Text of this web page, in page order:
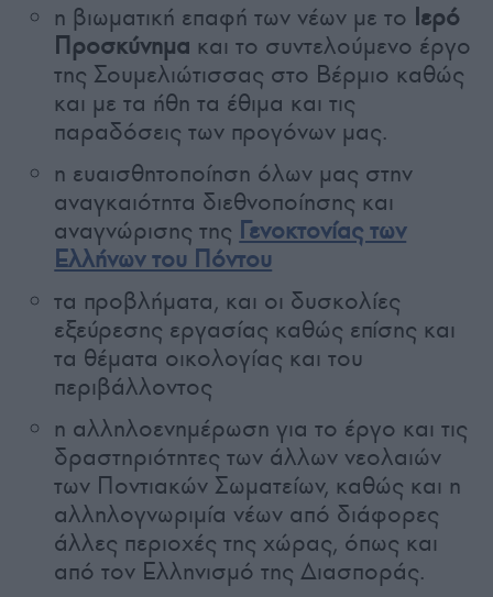
η βιωματική επαφή των νέων με το Ιερό
Προσκύνημα και το συντελούμενο έργο
της Σουμελιώτισσας στο Βέρμιο καθώς
και με τα ήθη τα έθιμα και τις
παραδόσεις των προγόνων μας.
η ευαισθητοποίηση όλων μας στην
αναγκαιότητα διεθνοποίησης και
αναγνώρισης της Γενοκτονίας των
Ελλήνων του Πόντου
τα προβλήματα, και οι δυσκολίες
εξεύρεσης εργασίας καθώς επίσης και
τα θέματα οικολογίας και του
περιβάλλοντος
η αλληλοενημέρωση για το έργο και τις
δραστηριότητες των άλλων νεολαιών
των Ποντιακών Σωματείων, καθώς και η
αλληλογνωριμία νέων από διάφορες
άλλες περιοχές της χώρας, όπως και
από τον Ελληνισμό της Διασποράς.